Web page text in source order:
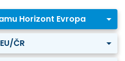
Horizont Evropa
ČR